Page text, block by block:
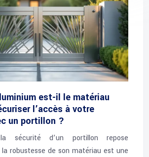
est-il le matériau
l’accès à votre
un portillon ?
sécurité d’un portillon repose
robustesse de son matériau est une